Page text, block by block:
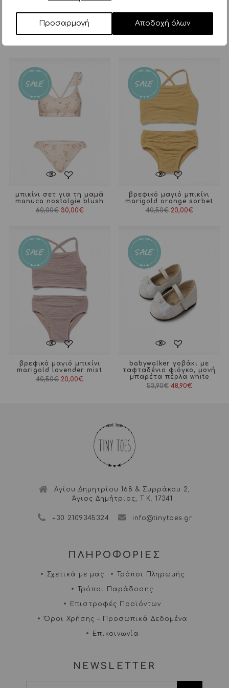
Προσαρμογή Αποδοχή όλων
ΣΧΕΤΙΚΑ ΠΡΟΪΟΝΤΑ
μπικίνι σετ για τη μαμά
manuca nostalgie blush
60,00€ 30,00€
βρεφικό μαγιό μπικίνι
marigold orange sorbet
40,50€ 20,00€
βρεφικό μαγιό μπικίνι
marigold lavender mist
40,50€ 20,00€
babywalker γοβάκι με
ταφταδένιο φιόγκο, μονή
μπαρέτα πέρλα white
53,90€ 48,90€
Αγίου Δημητρίου 168 & Συρράκου 2,
Άγιος Δημήτριος, Τ.Κ. 17341
+30 2109345324 info@tinytoes.gr
ΠΛΗΡΟΦΟΡΙΕΣ
Σχετικά με μας Τρόποι Πληρωμής
Τρόποι Παράδοσης
Επιστροφές Προϊόντων
Όροι Χρήσης – Προσωπικά Δεδομένα
Επικοινωνία
NEWSLETTER